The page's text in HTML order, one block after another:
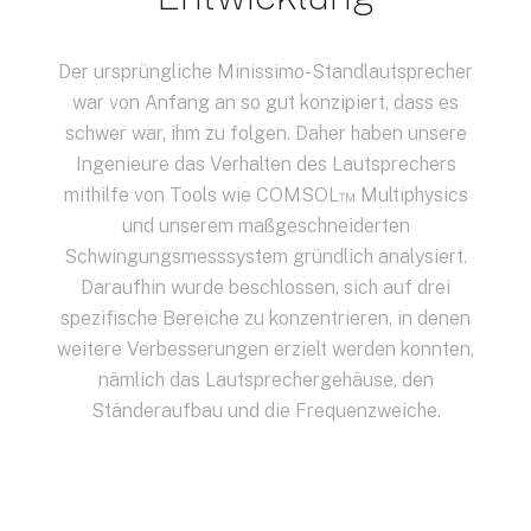
Der ursprüngliche Minissimo-Standlautsprecher
war von Anfang an so gut konzipiert, dass es
schwer war, ihm zu folgen. Daher haben unsere
Ingenieure das Verhalten des Lautsprechers
mithilfe von Tools wie COMSOL™ Multiphysics
und unserem maßgeschneiderten
Schwingungsmesssystem gründlich analysiert.
Daraufhin wurde beschlossen, sich auf drei
spezifische Bereiche zu konzentrieren, in denen
weitere Verbesserungen erzielt werden konnten,
nämlich das Lautsprechergehäuse, den
Ständeraufbau und die Frequenzweiche.